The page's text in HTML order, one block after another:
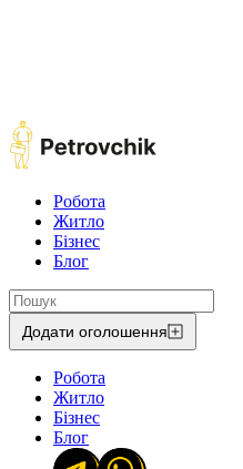
Робота
Житло
Бізнес
Блог
Додати оголошення
Робота
Житло
Бізнес
Блог